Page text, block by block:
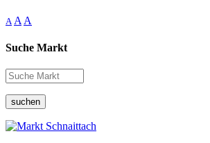
A A A
Suche Markt
suchen